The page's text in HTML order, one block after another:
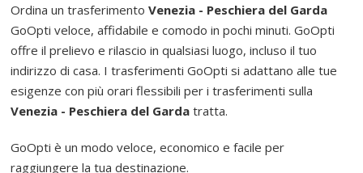
Ordina un trasferimentoVenezia - Peschiera del Garda
GoOpti veloce, affidabile e comodo in pochi minuti. GoOpti
offre il prelievo e rilascio in qualsiasi luogo, incluso il tuo
indirizzo di casa. I trasferimenti GoOpti si adattano alle tue
esigenze con più orari flessibili per i trasferimenti sulla
Venezia - Peschiera del Garda tratta.
GoOpti è un modo veloce, economico e facile per
raggiungere la tua destinazione.